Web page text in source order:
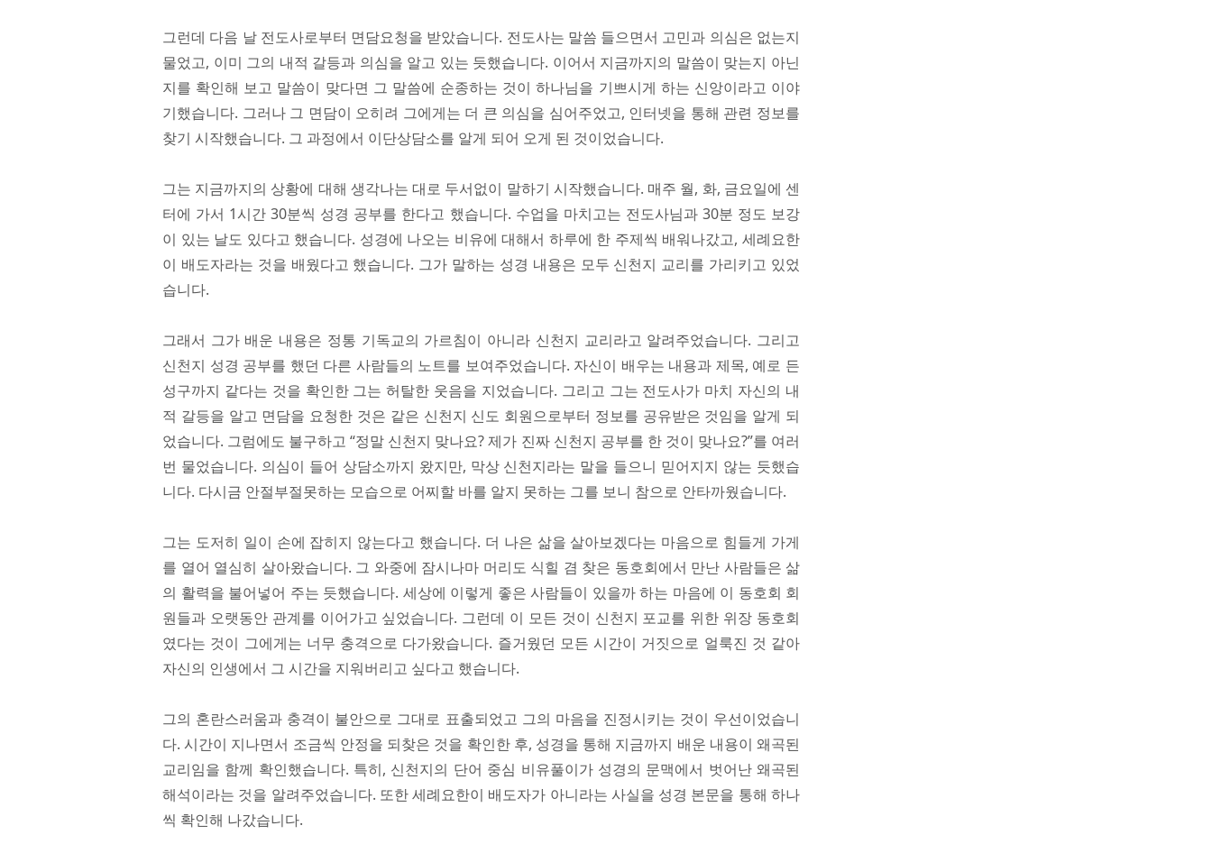
그런데 다음 날 전도사로부터 면담요청을 받았습니다. 전도사는 말씀 들으면서 고민과 의심은 없는지
물었고, 이미 그의 내적 갈등과 의심을 알고 있는 듯했습니다. 이어서 지금까지의 말씀이 맞는지 아닌
지를 확인해 보고 말씀이 맞다면 그 말씀에 순종하는 것이 하나님을 기쁘시게 하는 신앙이라고 이야
기했습니다. 그러나 그 면담이 오히려 그에게는 더 큰 의심을 심어주었고, 인터넷을 통해 관련 정보를
찾기 시작했습니다. 그 과정에서 이단상담소를 알게 되어 오게 된 것이었습니다.
그는 지금까지의 상황에 대해 생각나는 대로 두서없이 말하기 시작했습니다. 매주 월, 화, 금요일에 센
터에 가서 1시간 30분씩 성경 공부를 한다고 했습니다. 수업을 마치고는 전도사님과 30분 정도 보강
이 있는 날도 있다고 했습니다. 성경에 나오는 비유에 대해서 하루에 한 주제씩 배워나갔고, 세례요한
이 배도자라는 것을 배웠다고 했습니다. 그가 말하는 성경 내용은 모두 신천지 교리를 가리키고 있었
습니다.
그래서 그가 배운 내용은 정통 기독교의 가르침이 아니라 신천지 교리라고 알려주었습니다. 그리고
신천지 성경 공부를 했던 다른 사람들의 노트를 보여주었습니다. 자신이 배우는 내용과 제목, 예로 든
성구까지 같다는 것을 확인한 그는 허탈한 웃음을 지었습니다. 그리고 그는 전도사가 마치 자신의 내
적 갈등을 알고 면담을 요청한 것은 같은 신천지 신도 회원으로부터 정보를 공유받은 것임을 알게 되
었습니다. 그럼에도 불구하고 “정말 신천지 맞나요? 제가 진짜 신천지 공부를 한 것이 맞나요?”를 여러
번 물었습니다. 의심이 들어 상담소까지 왔지만, 막상 신천지라는 말을 들으니 믿어지지 않는 듯했습
니다. 다시금 안절부절못하는 모습으로 어찌할 바를 알지 못하는 그를 보니 참으로 안타까웠습니다.
그는 도저히 일이 손에 잡히지 않는다고 했습니다. 더 나은 삶을 살아보겠다는 마음으로 힘들게 가게
를 열어 열심히 살아왔습니다. 그 와중에 잠시나마 머리도 식힐 겸 찾은 동호회에서 만난 사람들은 삶
의 활력을 불어넣어 주는 듯했습니다. 세상에 이렇게 좋은 사람들이 있을까 하는 마음에 이 동호회 회
원들과 오랫동안 관계를 이어가고 싶었습니다. 그런데 이 모든 것이 신천지 포교를 위한 위장 동호회
였다는 것이 그에게는 너무 충격으로 다가왔습니다. 즐거웠던 모든 시간이 거짓으로 얼룩진 것 같아
자신의 인생에서 그 시간을 지워버리고 싶다고 했습니다.
그의 혼란스러움과 충격이 불안으로 그대로 표출되었고 그의 마음을 진정시키는 것이 우선이었습니
다. 시간이 지나면서 조금씩 안정을 되찾은 것을 확인한 후, 성경을 통해 지금까지 배운 내용이 왜곡된
교리임을 함께 확인했습니다. 특히, 신천지의 단어 중심 비유풀이가 성경의 문맥에서 벗어난 왜곡된
해석이라는 것을 알려주었습니다. 또한 세례요한이 배도자가 아니라는 사실을 성경 본문을 통해 하나
씩 확인해 나갔습니다.